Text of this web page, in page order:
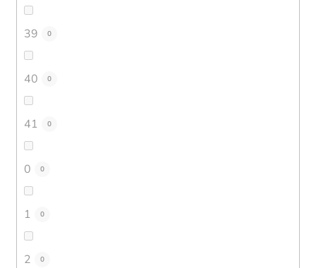
39 0
40 0
41 0
0 0
1 0
2 0